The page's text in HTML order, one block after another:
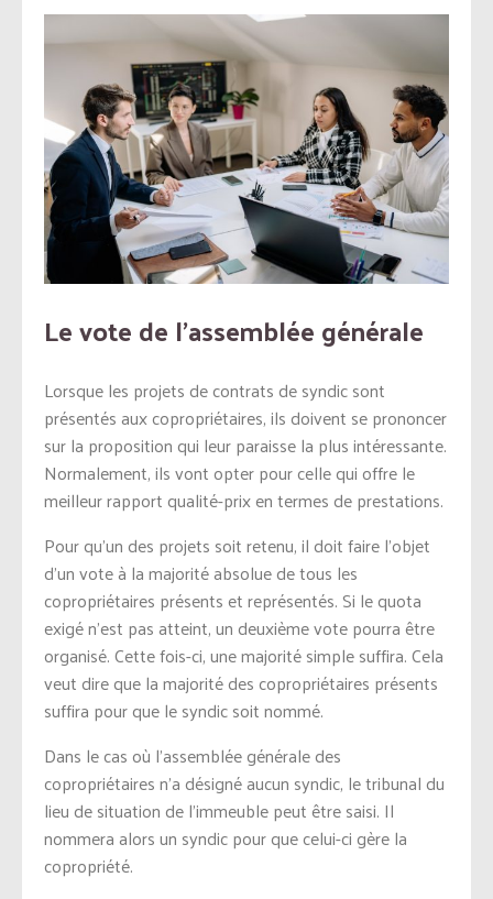
Le vote de l’assemblée générale
Lorsque les projets de contrats de syndic sont
présentés aux copropriétaires, ils doivent se prononcer
sur la proposition qui leur paraisse la plus intéressante.
Normalement, ils vont opter pour celle qui offre le
meilleur rapport qualité-prix en termes de prestations.
Pour qu’un des projets soit retenu, il doit faire l’objet
d’un vote à la majorité absolue de tous les
copropriétaires présents et représentés. Si le quota
exigé n’est pas atteint, un deuxième vote pourra être
organisé. Cette fois-ci, une majorité simple suffira. Cela
veut dire que la majorité des copropriétaires présents
suffira pour que le syndic soit nommé.
Dans le cas où l’assemblée générale des
copropriétaires n’a désigné aucun syndic, le tribunal du
lieu de situation de l’immeuble peut être saisi. Il
nommera alors un syndic pour que celui-ci gère la
copropriété.